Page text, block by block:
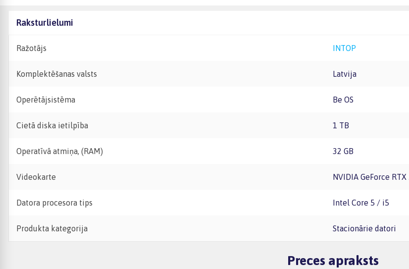
Raksturlielumi
Ražotājs INTOP
Komplektēšanas valsts Latvija
Operētājsistēma Be OS
Cietā diska ietilpība 1 TB
Operatīvā atmiņa, (RAM) 32 GB
Videokarte NVIDIA GeForce
Datora procesora tips Intel Core 5 / i5
Produkta kategorija Stacionārie datori
Preces apraksts